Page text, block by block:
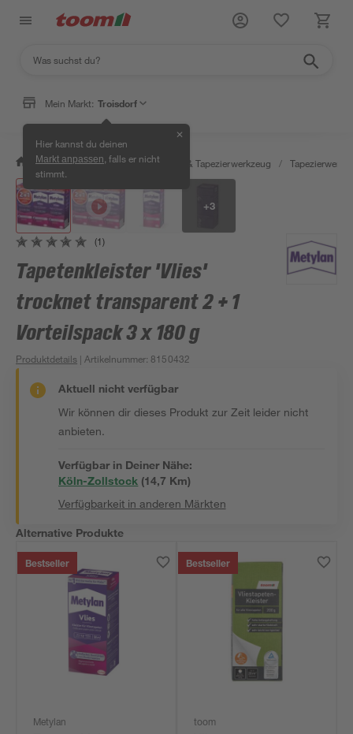
Mein Markt: Troisdorf
Hier kannst du deinen
Markt anpassen , falls er nicht
stimmt.
✕
/ Wohnen & Haushalt / Tapeten & Tapezierwerkzeug /
+3
(1)
Tapetenkleister 'Vlies'
trocknet transparent 2 + 1
Vorteilspack 3 x 180 g
Produktdetails | Artikelnummer: 8150432
Aktuell nicht verfügbar
Wir können dir dieses Produkt zur Zeit leider nicht
anbieten.
Verfügbar in Deiner Nähe:
Köln-Zollstock (14,7 Km)
Verfügbarkeit in anderen Märkten
Alternative Produkte
Bestseller
Metylan
Bestseller
toom